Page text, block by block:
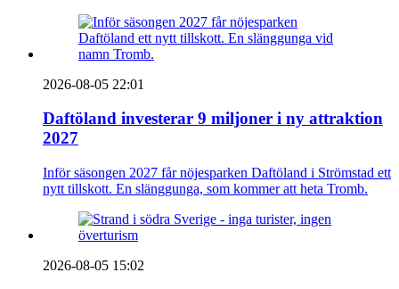
2026-08-05 22:01
Daftöland investerar 9 miljoner i ny attraktion
2027
Inför säsongen 2027 får nöjesparken Daftöland i Strömstad ett
nytt tillskott. En slänggunga, som kommer att heta Tromb.
2026-08-05 15:02